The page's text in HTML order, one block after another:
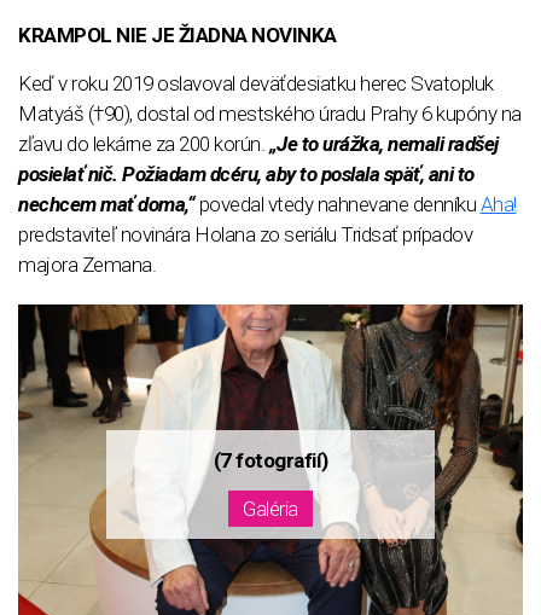
KRAMPOL NIE JE ŽIADNA NOVINKA
Keď v roku 2019 oslavoval deväťdesiatku herec Svatopluk
Matyáš (†90), dostal od mestského úradu Prahy 6 kupóny na
zľavu do lekárne za 200 korún. „Je to urážka, nemali radšej
posielať nič. Požiadam dcéru, aby to poslala späť, ani to
nechcem mať doma,“povedal vtedy nahnevane denníku Aha!
predstaviteľ novinára Holana zo seriálu Tridsať prípadov
majora Zemana.